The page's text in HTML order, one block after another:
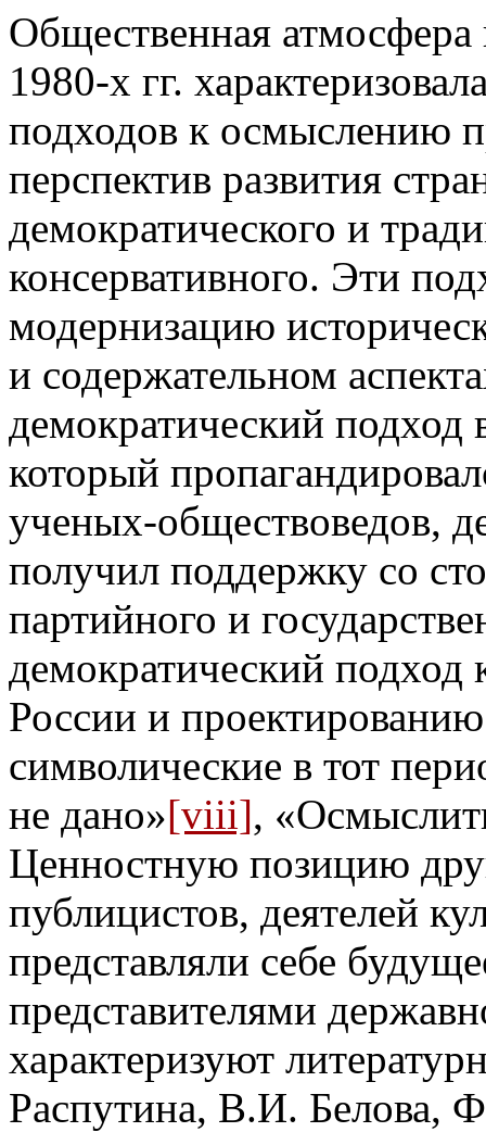
Общественная
1980-х гг.
подходов к осмыслению
перспектив развития
демократического и
консервативного. Эти
модернизацию
и содержательном
демократический подход
который
ученых-обществоведов,
получил поддержку со
партийного и
демократический
России и
символические в тот
не дано»[viii],
Ценностную позицию
публицистов, деятелей
представляли себе
представителями
характеризуют
Распутина, В.И. Белова,